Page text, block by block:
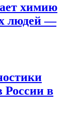
химию
людей —
России в